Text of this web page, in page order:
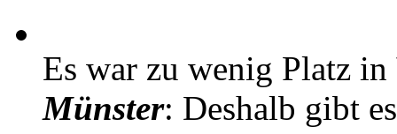
Es war zu wenig Platz in
Münster: Deshalb gibt